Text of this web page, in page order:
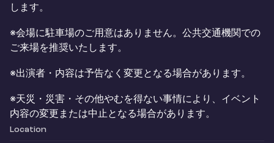
します。
※会場に駐車場のご用意はありません。公共交通機関での
ご来場を推奨いたします。
※出演者・内容は予告なく変更となる場合があります。
※天災・災害・その他やむを得ない事情により、イベント
内容の変更または中止となる場合があります。
Location